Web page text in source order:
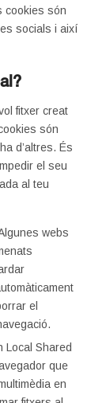
cookies són
socials i així
fitxer creat
són
d’altres. És
el seu
al teu
webs
el
Local Shared
que
en